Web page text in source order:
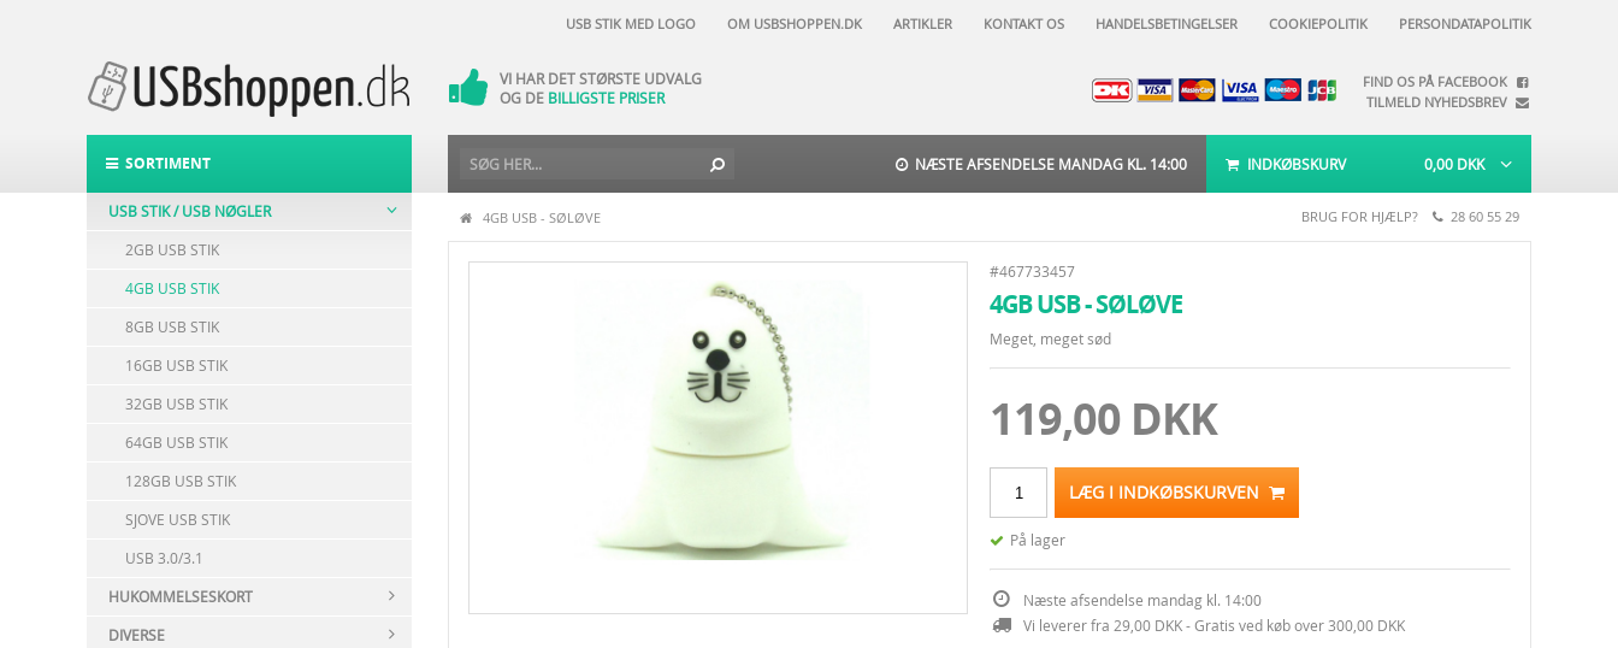
USB STIK MED LOGO OM USBSHOPPEN.DK ARTIKLER KONTAKT OS HANDELSBETINGELSER COOKIEPOLITIK PERSONDATAPOLITIK
VI HAR NATURLIGVIS
VI HAR DET STØRSTE UDVALG
OG DE BILLIGSTE PRISER
DAG-TIL-DAG-LEVERING
POST NORD -
9 DKK
FIND OS PÅ FACEBOOK
TILMELD NYHEDSBREV
SORTIMENT NÆSTE AFSENDELSE MANDAG KL. 14:00 INDKØBSKURV 0,00 DKK
USB STIK / USB NØGLER
2GB USB STIK
4GB USB STIK
8GB USB STIK
16GB USB STIK
32GB USB STIK
64GB USB STIK
128GB USB STIK
SJOVE USB STIK
USB 3.0/3.1
HUKOMMELSESKORT
DIVERSE
4GB USB - SØLØVE BRUG FOR HJÆLP? 28 60 55 29
#467733457
4GB USB - SØLØVE
Meget, meget sød
119,00 DKK
LÆG I INDKØBSKURVEN
På lager
Næste afsendelse mandag kl. 14:00
Vi leverer fra 29,00 DKK - Gratis ved køb over 300,00 DKK